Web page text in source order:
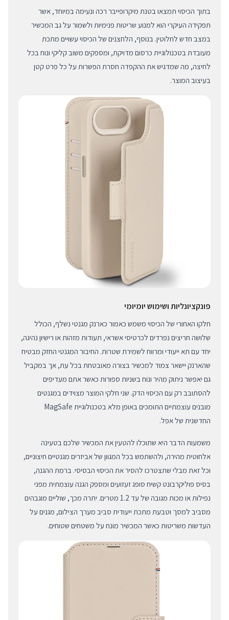
בתוך הכיסוי תמצאו בטנת מיקרופייבר רכה ונעימה במיוחד, אשר
תפקידה העיקרי הוא למנוע שריטות פנימיות ולשמור על גב המכשיר
במצב חדש לחלוטין. בנוסף, הלחצנים של הכיסוי עשויים מתכת
מעובדת בטכנולוגיית כרסום מדויקת, ומספקים משוב קליקי ונוח בכל
לחיצה, מה שמדגיש את ההקפדה חסרת הפשרות על כל פרט קטן
בעיצוב המוצר.
פונקציונליות ושימוש יומיומי
חלקו האחורי של הכיסוי משמש כאמור כארנק מגנטי נשלף, הכולל
שלושה חריצים נפרדים לכרטיסי אשראי, תעודות מזהות או רישיון נהיגה,
יחד עם תא ייעודי ומרווח לשמירת שטרות. החיבור המגנטי החזק מבטיח
שהארנק יישאר צמוד למכשיר בצורה מאובטחת בכל עת, אך במקביל
גם יאפשר ניתוק מהיר ונוח בשניות ספורות כאשר אתם מעדיפים
להסתובב רק עם הכיסוי הדק. שני חלקי המוצר מצוידים במגנטים
מובנים עוצמתיים התומכים באופן מלא בטכנולוגיית MagSafe
החדשנית של אפל.
משמעות הדבר היא שתוכלו להטעין את המכשיר שלכם בטעינה
אלחוטית מהירה, ולהשתמש בכל המגוון של אביזרים מגנטיים חיצוניים,
וכל זאת מבלי שתצטרכו להסיר את הכיסוי הבסיסי. ברמת ההגנה,
בסיס פוליקרבונט קשיח סופג זעזועים ומספק הגנה עוצמתית מפני
נפילות או מכות מגובה של עד 1.2 מטרים. יתרה מכך, שוליים מוגבהים
מסביב למסך וטבעת מתכת ייעודית סביב מערך הצילום, מגנים על
העדשות משריטות כאשר המכשיר מונח על משטחים שטוחים.